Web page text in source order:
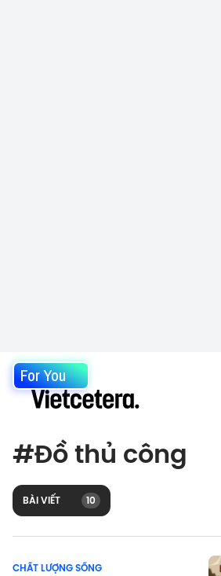
For You
#Đồ thủ công
BÀI VIẾT 10
CHẤT LƯỢNG SỐNG